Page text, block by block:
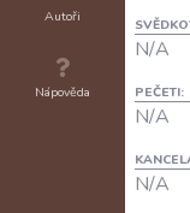
Autoři
Nápověda
N/A
PEČETI:
N/A
N/A